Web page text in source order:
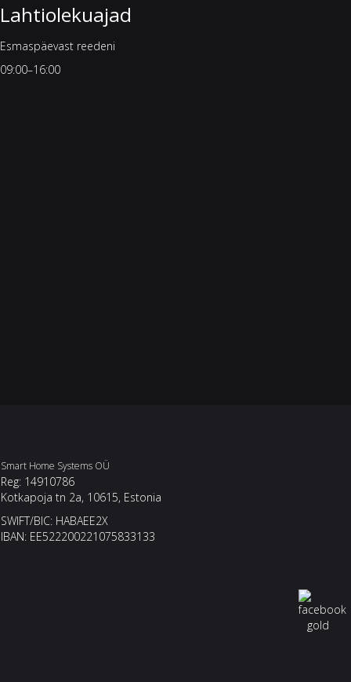
Lahtiolekuajad
Esmaspäevast reedeni
09:00–16:00
Smart Home Systems OÜ
Reg: 14910786
Kotkapoja tn 2a, 10615, Estonia
SWIFT/BIC: HABAEE2X
IBAN: EE522200221075833133